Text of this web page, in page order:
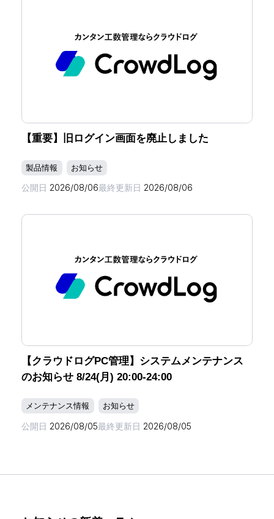
【重要】旧ログイン画面を廃止しました
製品情報 お知らせ
公開日 2026/08/06最終更新日 2026/08/06
【クラウドログPC管理】システムメンテナンス
のお知らせ 8/24(月) 20:00-24:00
メンテナンス情報 お知らせ
公開日 2026/08/05最終更新日 2026/08/05